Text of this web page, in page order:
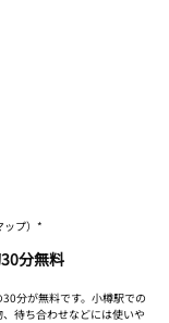
ップ）*
分無料
分が無料です。小樽駅での
待ち合わせなどには使いや